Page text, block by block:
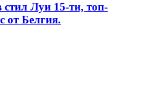
стил Луи 15-ти, топ-
от Белгия.